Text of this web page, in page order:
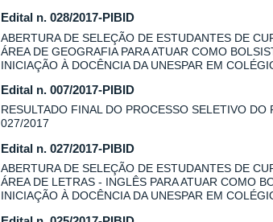
Edital n. 028/2017-PIBID
ABERTURA DE SELEÇÃO DE ESTUDANTES DE
ÁREA DE GEOGRAFIA PARA ATUAR COMO
INICIAÇÃO À DOCÊNCIA DA UNESPAR EM
Edital n. 007/2017-PIBID
RESULTADO FINAL DO PROCESSO SELETIVO
027/2017
Edital n. 027/2017-PIBID
ABERTURA DE SELEÇÃO DE ESTUDANTES DE
ÁREA DE LETRAS - INGLÊS PARA ATUAR COMO
INICIAÇÃO À DOCÊNCIA DA UNESPAR EM